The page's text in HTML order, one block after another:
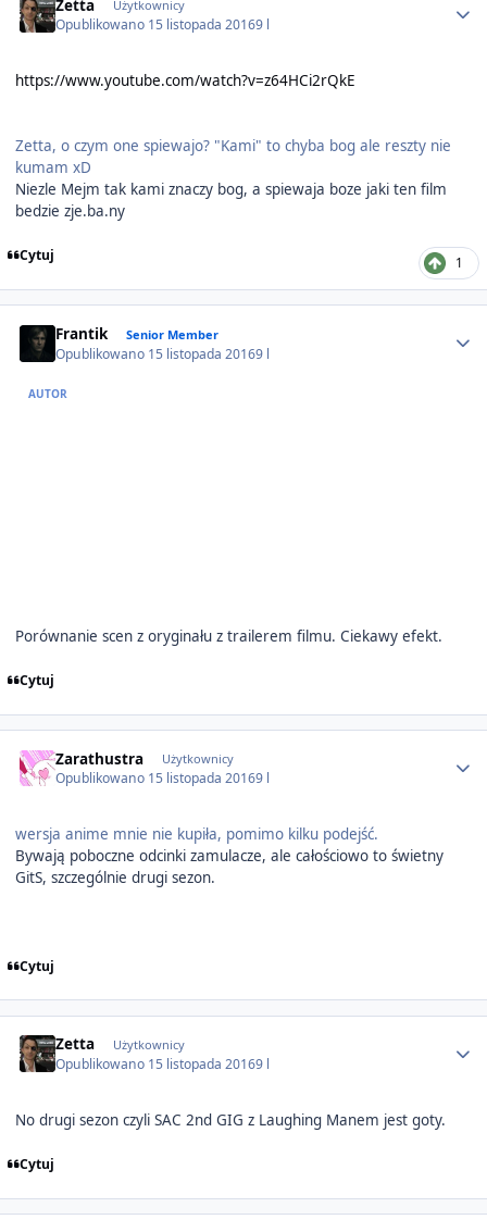
Zetta Użytkownicy
Opublikowano 15 listopada 20169 l
https://www.youtube.com/watch?v=z64HCi2rQkE
Zetta, o czym one spiewajo? "Kami" to chyba bog ale reszty nie
kumam xD
Niezle Mejm tak kami znaczy bog, a spiewaja boze jaki ten film
bedzie zje.ba.ny
Cytuj 1
Frantik Senior Member
Opublikowano 15 listopada 20169 l
AUTOR
Porównanie scen z oryginału z trailerem filmu. Ciekawy efekt.
Cytuj
Zarathustra Użytkownicy
Opublikowano 15 listopada 20169 l
wersja anime mnie nie kupiła, pomimo kilku podejść.
Bywają poboczne odcinki zamulacze, ale całościowo to świetny
GitS, szczególnie drugi sezon.
Cytuj
Zetta Użytkownicy
Opublikowano 15 listopada 20169 l
No drugi sezon czyli SAC 2nd GIG z Laughing Manem jest goty.
Cytuj